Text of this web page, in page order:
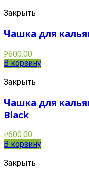
Закрыть
Чашка для
Р600.00
В корзину
Закрыть
Чашка для
Black
Р600.00
В корзину
Закрыть